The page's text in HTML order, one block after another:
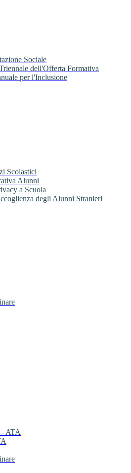
Sociale
dell'Offerta Formativa
per l'Inclusione
Scolastici
Alunni
a Scuola
degli Alunni Stranieri
- ATA